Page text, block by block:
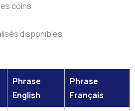
coins
disponibles
Phrase
English
Phrase
Français